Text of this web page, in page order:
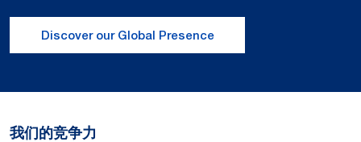
Discover our Global Presence
我们的竞争力